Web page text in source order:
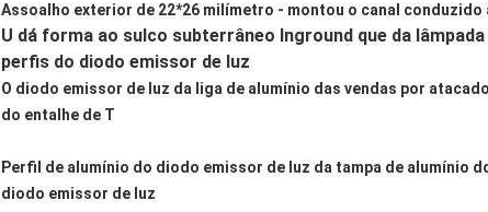
Assoalho exterior de 22*26 milímetro - montou o canal
U dá forma ao sulco subterrâneo Inground que da
perfis do diodo emissor de luz
O diodo emissor de luz da liga de alumínio das vendas por
do entalhe de T
Perfil de alumínio do diodo emissor de luz da tampa de alumínio
diodo emissor de luz